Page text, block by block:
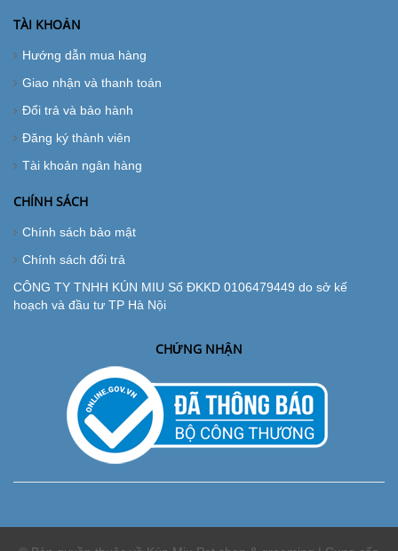
TÀI KHOẢN
Hướng dẫn mua hàng
Giao nhận và thanh toán
Đổi trả và bảo hành
Đăng ký thành viên
Tài khoản ngân hàng
CHÍNH SÁCH
Chính sách bảo mật
Chính sách đổi trả
CÔNG TY TNHH KÚN MIU Số ĐKKD 0106479449 do sở kế
hoạch và đầu tư TP Hà Nội
CHỨNG NHẬN